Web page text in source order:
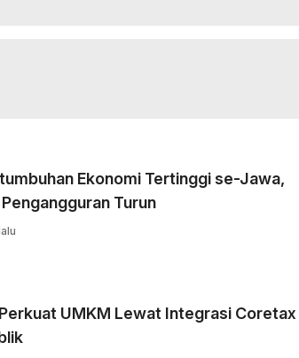
Ekonomi Tertinggi se-Jawa,
Turun
UMKM Lewat Integrasi Coretax